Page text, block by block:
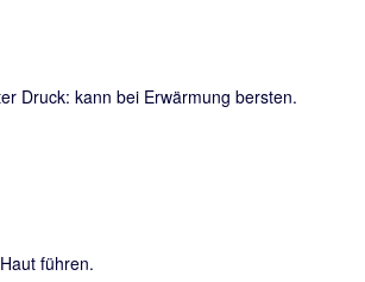
Druck: kann bei Erwärmung bersten.
führen.